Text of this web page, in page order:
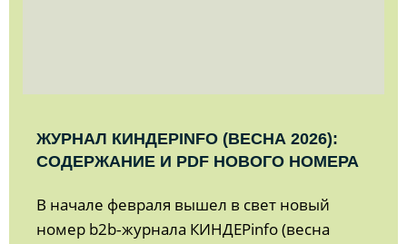
ЖУРНАЛ КИНДЕРINFO (ВЕСНА 2026):
СОДЕРЖАНИЕ И PDF НОВОГО НОМЕРА
В начале февраля вышел в свет новый
номер b2b‑журнала КИНДЕРinfo (весна